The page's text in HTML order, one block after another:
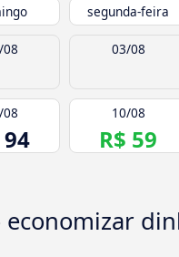
segunda-feira
03/08
94
10/08
R$ 59
economizar